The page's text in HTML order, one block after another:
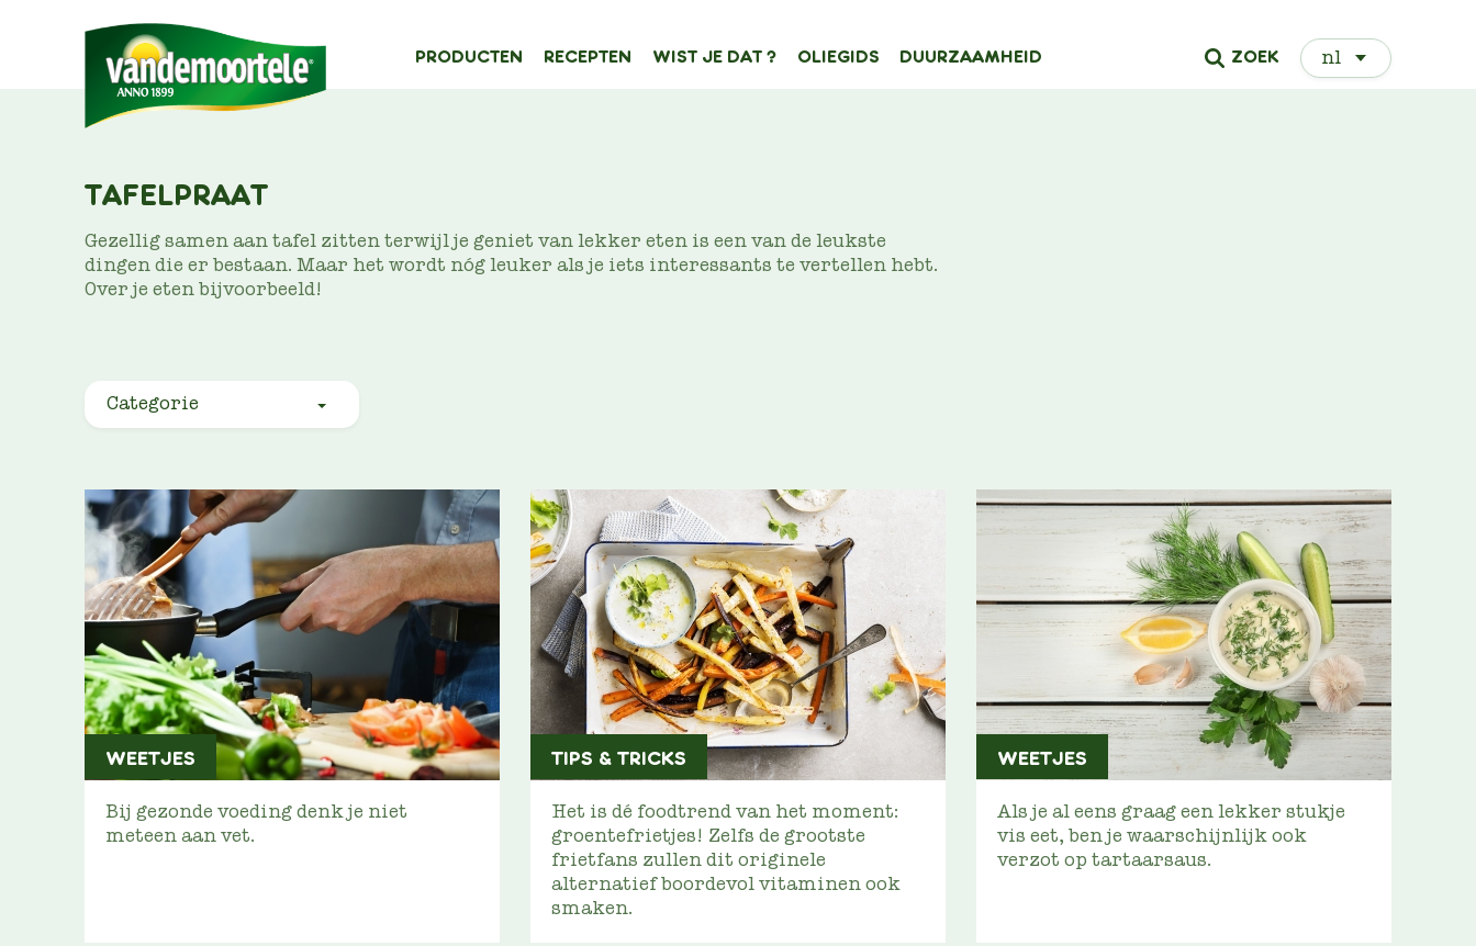
MAIN
PRODUCTEN RECEPTEN WIST JE DAT ? OLIEGIDS DUURZAAMHEID
Select
your
ZOEK
TAFELPRAAT
Gezellig samen aan tafel zitten terwijl je geniet van lekker eten is een van de leukste
dingen die er bestaan. Maar het wordt nóg leuker als je iets interessants te vertellen hebt.
Over je eten bijvoorbeeld!
Categorie
WEETJES
Bij gezonde voeding denk je niet
meteen aan vet.
TIPS & TRICKS
Het is dé foodtrend van het moment:
groentefrietjes! Zelfs de grootste
frietfans zullen dit originele
alternatief boordevol vitaminen ook
smaken.
WEETJES
Als je al eens graag een lekker stukje
vis eet, ben je waarschijnlijk ook
verzot op tartaarsaus.